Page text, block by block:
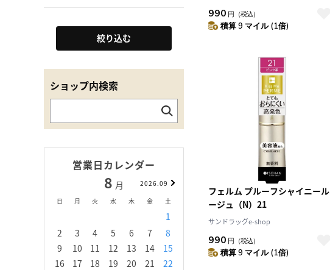
絞り込む
ショップ内検索
営業日カレンダー
8 月
2026.09
日
月 火 水 木 金 土
1
2
3 4 5 6 7
8
9
10 11 12 13 14
15
16
17 18 19 20 21
22
9 月
2026.10
月 水
1
14 15 16 17 18
990 円 （税込）
積算 9 マイル (1倍)
フェルム プルーフシャイニール
ージュ（N）21
サンドラッグe-shop
990 円 （税込）
積算 9 マイル (1倍)